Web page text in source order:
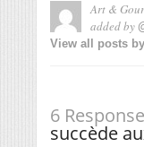
Art &
added by
View all posts
6
succède